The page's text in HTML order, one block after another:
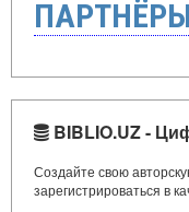
BIBLIO.UZ -
Создайте свою
зарегистрироваться в